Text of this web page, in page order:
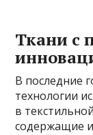
Ткани с
В последние
технологии
в
содержащие